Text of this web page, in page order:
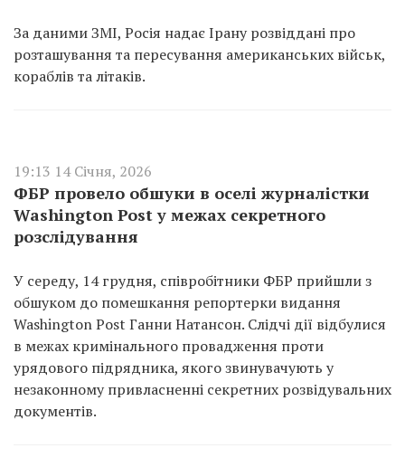
За даними ЗМІ, Росія надає Ірану розвіддані про
розташування та пересування американських військ,
кораблів та літаків.
19:13 14 Січня, 2026
ФБР провело обшуки в оселі журналістки
Washington Post у межах секретного
розслідування
У середу, 14 грудня, співробітники ФБР прийшли з
обшуком до помешкання репортерки видання
Washington Post Ганни Натансон. Слідчі дії відбулися
в межах кримінального провадження проти
урядового підрядника, якого звинувачують у
незаконному привласненні секретних розвідувальних
документів.